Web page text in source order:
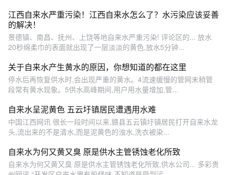
江西自来水严重污染！江西自来水怎么了？水污染应该妥善
的解决！
景德镇、南昌、抚州、上饶等地自来水严重污染! 评论区的... 放水
20秒绵柔巾的表面就出现了一层淡淡的黄色,放水5分钟...
关于自来水产生黄水的原因，你想知道的都在这里
停水后再恢复供水时,会出现严重的黄水。4流速缓慢的管网末稍管
段常有黄水现象。5供水高峰期间,用户用水量增加,管...
自来水呈泥黄色 五云圩镇居民遭遇用水难
中国江西网讯 很长一段时间以来,赣县五云镇圩镇居民打开自来水龙
头,流出来的不是清水,而是泥黄色的浊水,洗衣被染...
自来水为何又黄又臭 原是供水主管锈蚀老化所致
自来水为何又黄又臭 原是供水主管锈蚀老化所致,供水公司... 多彩贵